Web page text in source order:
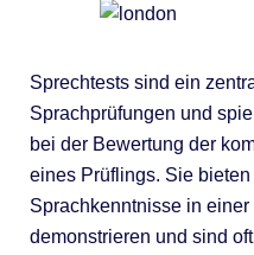
Sprechtests sind ein
Sprachprüfungen und
bei der Bewertung der
eines Prüflings. Sie
Sprachkenntnisse in
demonstrieren und sind